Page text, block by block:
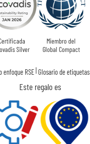
Silver
Miembro del
Global Compact
enfoque RSE Glosario de etiquetas
Este regalo es